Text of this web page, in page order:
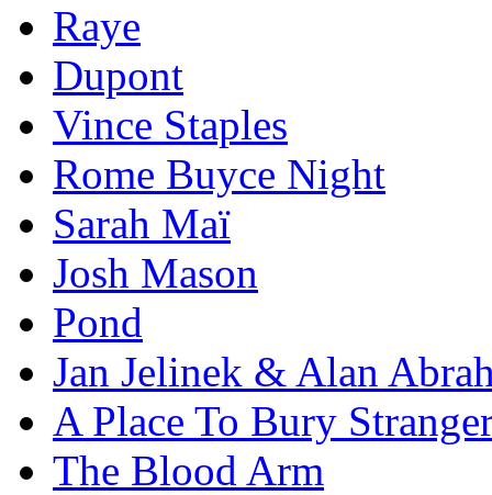
Raye
Dupont
Vince Staples
Rome Buyce Night
Sarah Maï
Josh Mason
Pond
Jan Jelinek & Alan
A Place To Bury
The Blood Arm